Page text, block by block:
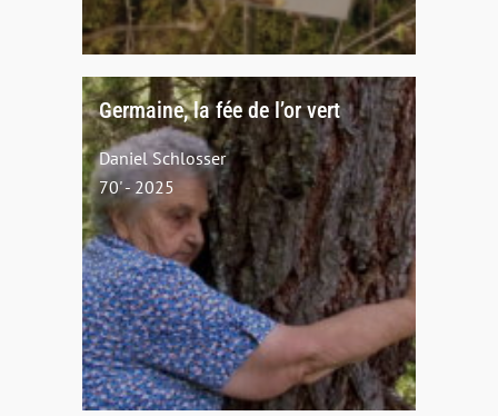
Germaine, la fée de l’or vert
Daniel Schlosser
70' - 2025